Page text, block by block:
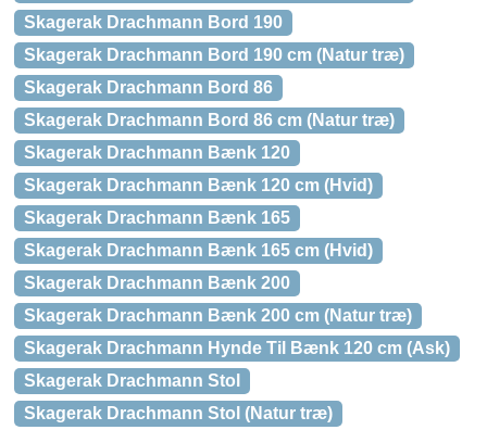
Skagerak Drachmann Bord 190
Skagerak Drachmann Bord 190 cm (Natur træ)
Skagerak Drachmann Bord 86
Skagerak Drachmann Bord 86 cm (Natur træ)
Skagerak Drachmann Bænk 120
Skagerak Drachmann Bænk 120 cm (Hvid)
Skagerak Drachmann Bænk 165
Skagerak Drachmann Bænk 165 cm (Hvid)
Skagerak Drachmann Bænk 200
Skagerak Drachmann Bænk 200 cm (Natur træ)
Skagerak Drachmann Hynde Til Bænk 120 cm (Ask)
Skagerak Drachmann Stol
Skagerak Drachmann Stol (Natur træ)